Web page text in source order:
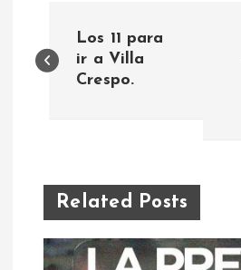
a
a
Los 11 para
ir a Villa
Crespo.
Related Posts